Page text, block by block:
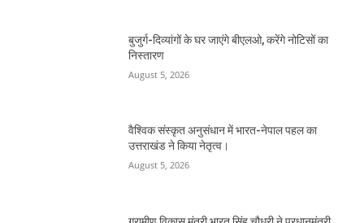
बुजुर्ग-दिव्यांगों के घर जाएंगे बीएलओ, करेंगे नोटिसों का
निस्तारण
August 5, 2026
वैश्विक संस्कृत अनुसंधान में भारत-नेपाल पहल का
उत्तराखंड ने किया नेतृत्व।
August 5, 2026